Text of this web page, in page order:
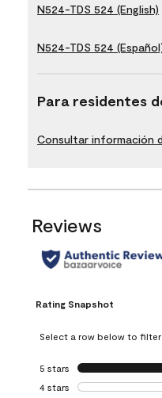
N524-TDS 524 (English)
N524-TDS 524
Para residentes
Consultar información
Reviews
Rating Snapshot
Select a row below to filter
5 stars stars
4 stars stars